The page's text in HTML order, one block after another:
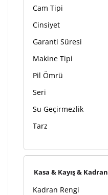
ürünlerde
Cam Tipi
Cinsiyet
Garanti Süresi
Makine Tipi
Pil Ömrü
Seri
Su Geçirmezlik
Tarz
Kasa & Kayış & Kadran
Kadran Rengi